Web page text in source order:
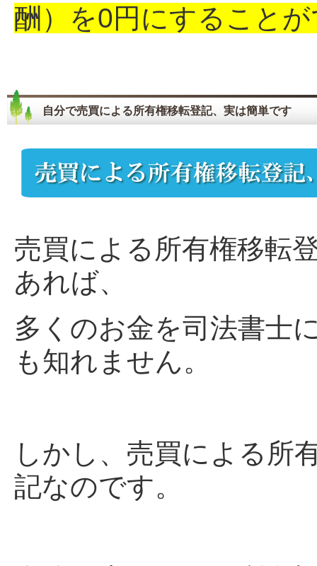
酬）を0円にすること
自分で売買による所有権移転登記、実は簡単です
売買による所有権移転
あれば、
多くのお金を司法書士
も知れません。
しかし、売買による所
記なのです。